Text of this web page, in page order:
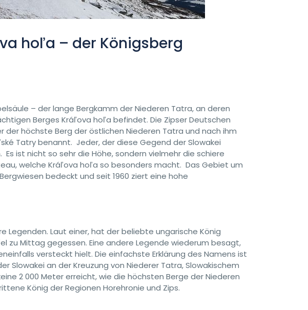
hoľa – der Königsberg
– der lange Bergkamm der Niederen Tatra, an deren
Berges Kráľova hoľa befindet. Die Zipser Deutschen
der höchste Berg der östlichen Niederen Tatra und nach ihm
Tatry benannt. Jeder, der diese Gegend der Slowakei
ist nicht so sehr die Höhe, sondern vielmehr die schiere
welche Kráľova hoľa so besonders macht. Das Gebiet um
bedeckt und seit 1960 ziert eine hohe
Legenden. Laut einer, hat der beliebte ungarische König
zu Mittag gegessen. Eine andere Legende wiederum besagt,
versteckt hielt. Die einfachste Erklärung des Namens ist
Slowakei an der Kreuzung von Niederer Tatra, Slowakischem
2 000 Meter erreicht, wie die höchsten Berge der Niederen
König der Regionen Horehronie und Zips.